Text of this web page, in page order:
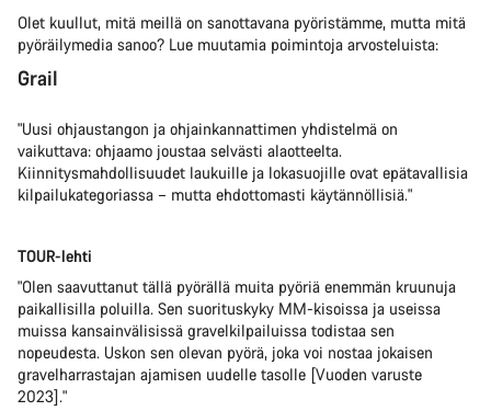
Olet kuullut, mitä meillä on sanottavana pyöristämme, mutta mitä
pyöräilymedia sanoo? Lue muutamia poimintoja arvosteluista:
Grail
"Uusi ohjaustangon ja ohjainkannattimen yhdistelmä on
vaikuttava: ohjaamo joustaa selvästi alaotteelta.
Kiinnitysmahdollisuudet laukuille ja lokasuojille ovat epätavallisia
kilpailukategoriassa – mutta ehdottomasti käytännöllisiä."
TOUR-lehti
"Olen saavuttanut tällä pyörällä muita pyöriä enemmän kruunuja
paikallisilla poluilla. Sen suorituskyky MM-kisoissa ja useissa
muissa kansainvälisissä gravelkilpailuissa todistaa sen
nopeudesta. Uskon sen olevan pyörä, joka voi nostaa jokaisen
gravelharrastajan ajamisen uudelle tasolle [Vuoden varuste
2023]."